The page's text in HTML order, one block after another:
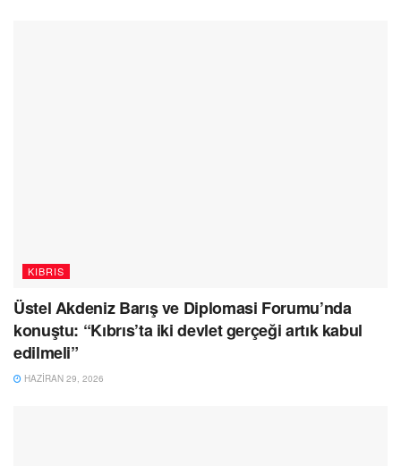
KIBRIS
Üstel Akdeniz Barış ve Diplomasi Forumu’nda
konuştu: “Kıbrıs’ta iki devlet gerçeği artık kabul
edilmeli”
HAZIRAN 29, 2026